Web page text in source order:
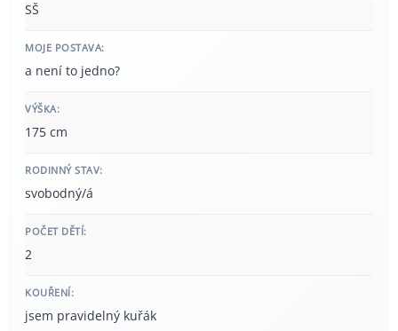
SŠ
MOJE POSTAVA:
a není to jedno?
VÝŠKA:
175 cm
RODINNÝ STAV:
svobodný/á
POČET DĚTÍ:
2
KOUŘENÍ:
jsem pravidelný kuřák